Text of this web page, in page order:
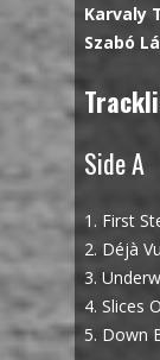
Karvaly
Szabó
Side A
1. First
2. Déjà Vu
3.
4. Slices
5. Down